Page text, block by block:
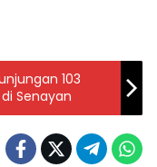
103
Senayan